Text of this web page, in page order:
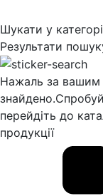
Шукати у
Результати
Нажаль за вашим
знайдено.
перейдіть до
продукції